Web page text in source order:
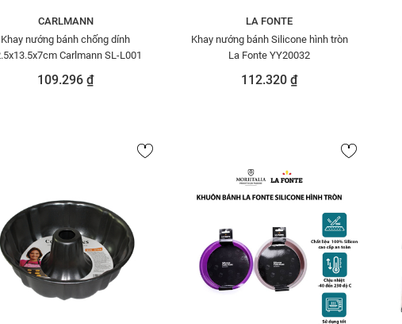
CARLMANN
Khay nướng bánh chống dính
Carlmann SL-L001
109.296 ₫
LA FONTE
Khay nướng bánh Silicone hình tròn
La Fonte YY20032
112.320 ₫